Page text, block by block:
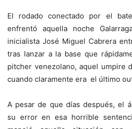
El rodado conectado por el
enfrentó aquella noche
inicialista José Miguel Cabrera
tras lanzar a la base que
pitcher venezolano, aquel umpire
cuando claramente era el último
A pesar de que días después, el
su error en esa horrible